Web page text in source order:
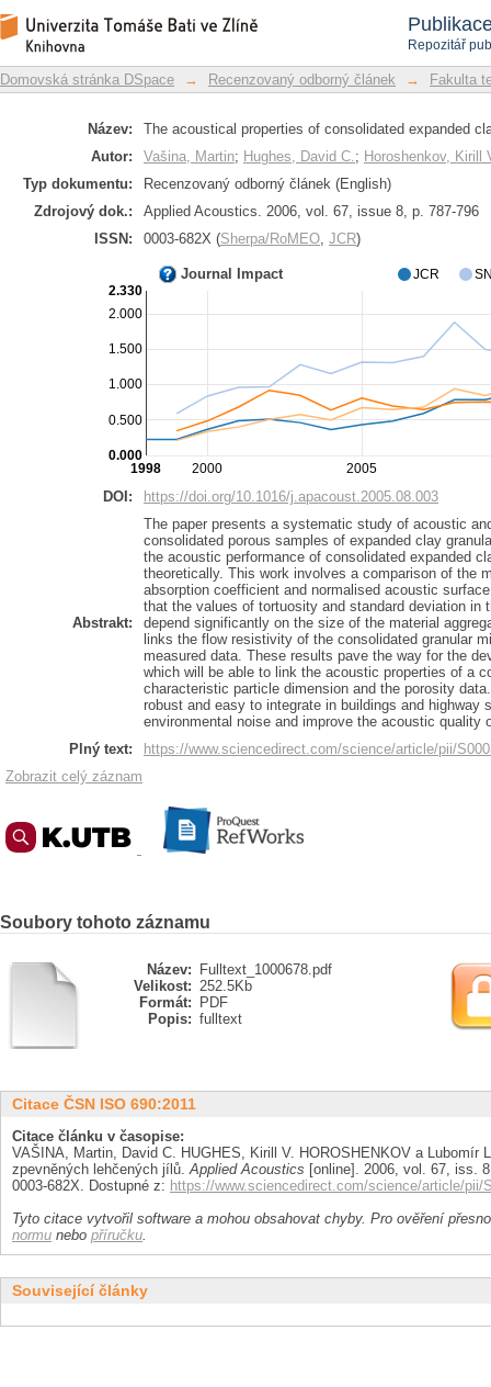
Repozitář
Akustické vlastnosti zpevněných
Repozitář DSpace/Manakin
Domovská stránka DSpace → Recenzovaný odborný článek → Fakulta
Název:
The acoustical properties of consolidated expanded
Autor:
Vašina, Martin; Hughes, David C.; Horoshenkov, Kirill
Typ dokumentu:
Recenzovaný odborný článek (English)
Zdrojový dok.:
Applied Acoustics. 2006, vol. 67, issue 8, p. 787-796
ISSN:
0003-682X (Sherpa/RoMEO, JCR)
Journal Impact
2000 2005
1998
0.500
1.000
1.500
2.000
0.000
2.330
JCR
DOI: https://doi.org/10.1016/j.apacoust.2005.08.003
Abstrakt:
The paper presents a systematic study of acoustic
consolidated porous samples of expanded clay
the acoustic performance of consolidated expanded
theoretically. This work involves a comparison of the
absorption coefficient and normalised acoustic
that the values of tortuosity and standard deviation in
depend significantly on the size of the material
links the flow resistivity of the consolidated granular
measured data. These results pave the way for the
which will be able to link the acoustic properties of a
characteristic particle dimension and the porosity
robust and easy to integrate in buildings and highway
environmental noise and improve the acoustic quality
Plný text:
https://www.sciencedirect.com/science/article/pii/
Zobrazit celý záznam
Soubory tohoto záznamu
Název:
Fulltext_1000678.pdf
Velikost: 252.5Kb
Formát:
PDF
Popis: fulltext
Citace ČSN ISO 690:2011
Citace článku v časopise:
VAŠINA, Martin, David C. HUGHES, Kirill V. HOROSHENKOV a Lubomír
zpevněných lehčených jílů.Applied Acoustics [online]. 2006, vol. 67, iss.
0003-682X. Dostupné z: https://www.sciencedirect.com/science/article/pii/
Tyto citace vytvořil software a mohou obsahovat chyby. Pro ověření
normu nebo příručku.
Související články